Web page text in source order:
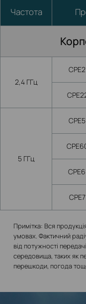
Частота
2,4 ГГц
5 ГГц
Примітка: Вся
умовах. Фактичний
від потужності
середовища, таких як
перешкоди, погода